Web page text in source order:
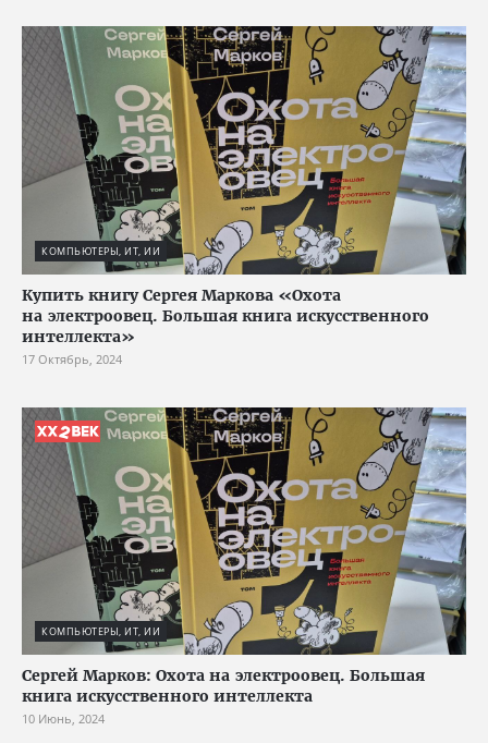
КОМПЬЮТЕРЫ, ИТ, ИИ
Купить книгу Сергея Маркова «Охота
на электроовец. Большая книга искусственного
интеллекта»
17 Октябрь, 2024
КОМПЬЮТЕРЫ, ИТ, ИИ
Сергей Марков: Охота на электроовец. Большая
книга искусственного интеллекта
10 Июнь, 2024